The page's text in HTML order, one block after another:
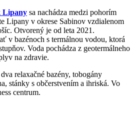
Lipany sa nachádza medzi pohorím
Lipany v okrese Sabinov vzdialenom
Otvorený je od leta 2021.
v bazénoch s termálnou vodou, ktorá
Voda pochádza z geotermálneho
na zdravie.
relaxačné bazény, tobogány
stánky s občerstvením a ihriská. Vo
centrum.